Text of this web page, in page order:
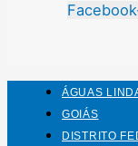
ÁGUAS
GOIÁS
DISTRITO